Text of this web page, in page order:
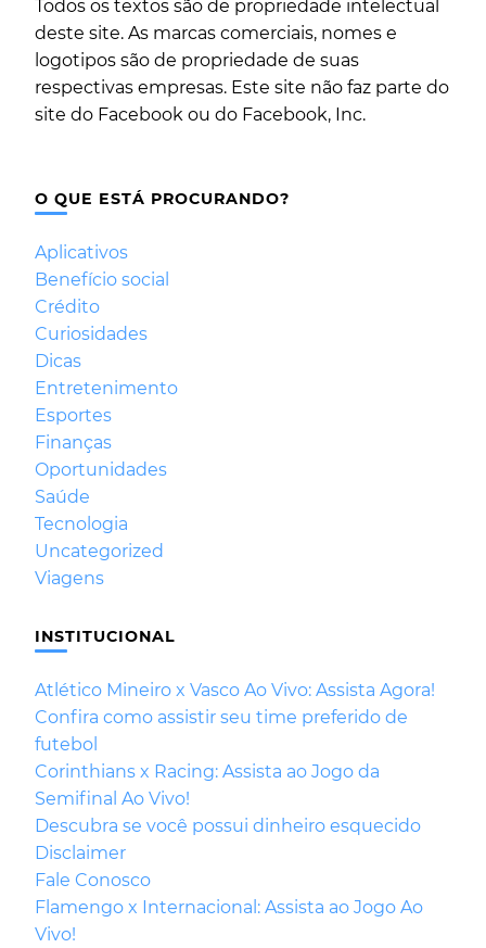
Todos os textos são de propriedade intelectual
deste site. As marcas comerciais, nomes e
logotipos são de propriedade de suas
respectivas empresas. Este site não faz parte do
site do Facebook ou do Facebook, Inc.
O QUE ESTÁ PROCURANDO?
Aplicativos
Benefício social
Crédito
Curiosidades
Dicas
Entretenimento
Esportes
Finanças
Oportunidades
Saúde
Tecnologia
Uncategorized
Viagens
INSTITUCIONAL
Atlético Mineiro x Vasco Ao Vivo: Assista Agora!
Confira como assistir seu time preferido de
futebol
Corinthians x Racing: Assista ao Jogo da
Semifinal Ao Vivo!
Descubra se você possui dinheiro esquecido
Disclaimer
Fale Conosco
Flamengo x Internacional: Assista ao Jogo Ao
Vivo!